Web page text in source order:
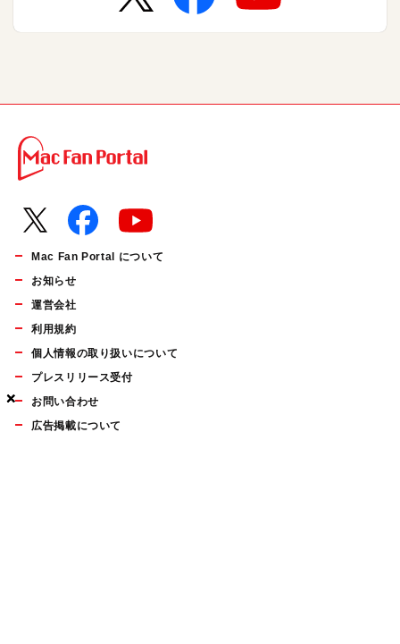
×
×
×
Mac Fan Portal について
お知らせ
運営会社
利用規約
個人情報の取り扱いについて
プレスリリース受付
お問い合わせ
広告掲載について